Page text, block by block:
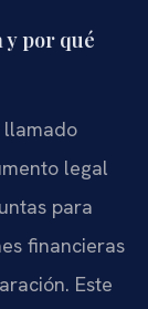
y por qué
llamado
legal
para
financieras
Este